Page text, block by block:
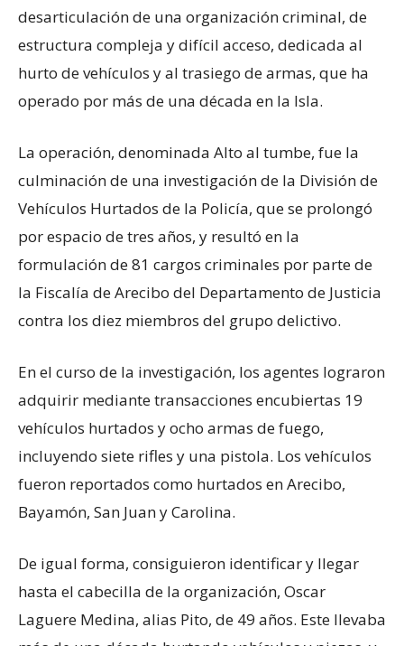
desarticulación de una organización criminal, de
estructura compleja y difícil acceso, dedicada al
hurto de vehículos y al trasiego de armas, que ha
operado por más de una década en la Isla.
La operación, denominada Alto al tumbe, fue la
culminación de una investigación de la División de
Vehículos Hurtados de la Policía, que se prolongó
por espacio de tres años, y resultó en la
formulación de 81 cargos criminales por parte de
la Fiscalía de Arecibo del Departamento de Justicia
contra los diez miembros del grupo delictivo.
En el curso de la investigación, los agentes lograron
adquirir mediante transacciones encubiertas 19
vehículos hurtados y ocho armas de fuego,
incluyendo siete rifles y una pistola. Los vehículos
fueron reportados como hurtados en Arecibo,
Bayamón, San Juan y Carolina.
De igual forma, consiguieron identificar y llegar
hasta el cabecilla de la organización, Oscar
Laguere Medina, alias Pito, de 49 años. Este llevaba